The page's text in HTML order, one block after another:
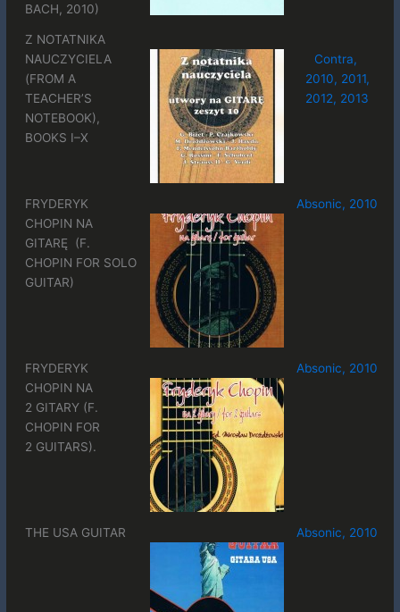
BACH, 2010)
Z NOTATNIKA
NAUCZYCIELA
(FROM A
TEACHER’S
NOTEBOOK),
BOOKS I–X
Contra,
2010, 2011,
2012, 2013
FRYDERYK
CHOPIN NA
GITARĘ (F.
CHOPIN FOR SOLO
GUITAR)
Absonic, 2010
FRYDERYK
CHOPIN NA
2 GITARY (F.
CHOPIN FOR
2 GUITARS).
Absonic, 2010
THE USA GUITAR Absonic, 2010